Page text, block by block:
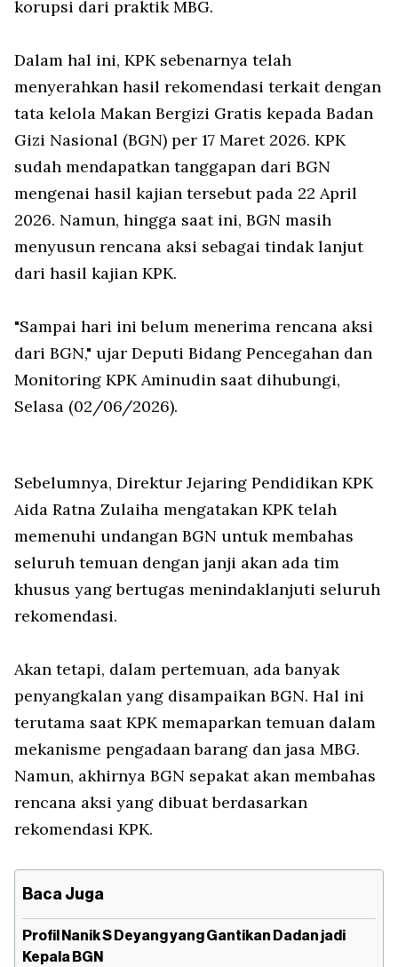
korupsi dari praktik MBG.
Dalam hal ini, KPK sebenarnya telah
menyerahkan hasil rekomendasi terkait dengan
tata kelola Makan Bergizi Gratis kepada Badan
Gizi Nasional (BGN) per 17 Maret 2026. KPK
sudah mendapatkan tanggapan dari BGN
mengenai hasil kajian tersebut pada 22 April
2026. Namun, hingga saat ini, BGN masih
menyusun rencana aksi sebagai tindak lanjut
dari hasil kajian KPK.
"Sampai hari ini belum menerima rencana aksi
dari BGN," ujar Deputi Bidang Pencegahan dan
Monitoring KPK Aminudin saat dihubungi,
Selasa (02/06/2026).
Sebelumnya, Direktur Jejaring Pendidikan KPK
Aida Ratna Zulaiha mengatakan KPK telah
memenuhi undangan BGN untuk membahas
seluruh temuan dengan janji akan ada tim
khusus yang bertugas menindaklanjuti seluruh
rekomendasi.
Akan tetapi, dalam pertemuan, ada banyak
penyangkalan yang disampaikan BGN. Hal ini
terutama saat KPK memaparkan temuan dalam
mekanisme pengadaan barang dan jasa MBG.
Namun, akhirnya BGN sepakat akan membahas
rencana aksi yang dibuat berdasarkan
rekomendasi KPK.
Baca Juga
Profil Nanik S Deyang yang Gantikan Dadan jadi
Kepala BGN